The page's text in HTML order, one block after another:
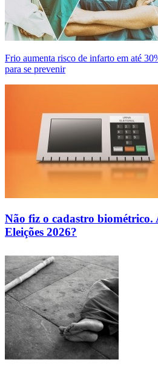
Frio aumenta risco de infarto em até
para se prevenir
Não fiz o cadastro biométrico.
Eleições 2026?